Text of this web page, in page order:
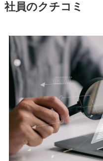
社員のクチコミ